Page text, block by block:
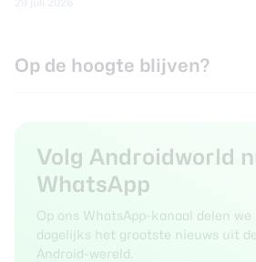
Op de hoogte blijven?
Volg Androidworld
WhatsApp
Op ons WhatsApp-kanaal delen we
dagelijks het grootste nieuws uit de
Android-wereld.